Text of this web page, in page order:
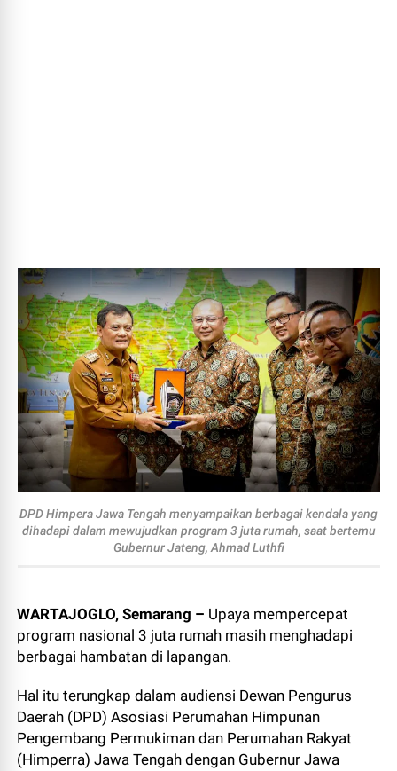
DPD Himpera Jawa Tengah menyampaikan berbagai kendala yang
dihadapi dalam mewujudkan program 3 juta rumah, saat bertemu
Gubernur Jateng, Ahmad Luthfi
WARTAJOGLO, Semarang – Upaya mempercepat
program nasional 3 juta rumah masih menghadapi
berbagai hambatan di lapangan.
Hal itu terungkap dalam audiensi Dewan Pengurus
Daerah (DPD) Asosiasi Perumahan Himpunan
Pengembang Permukiman dan Perumahan Rakyat
(Himperra) Jawa Tengah dengan Gubernur Jawa